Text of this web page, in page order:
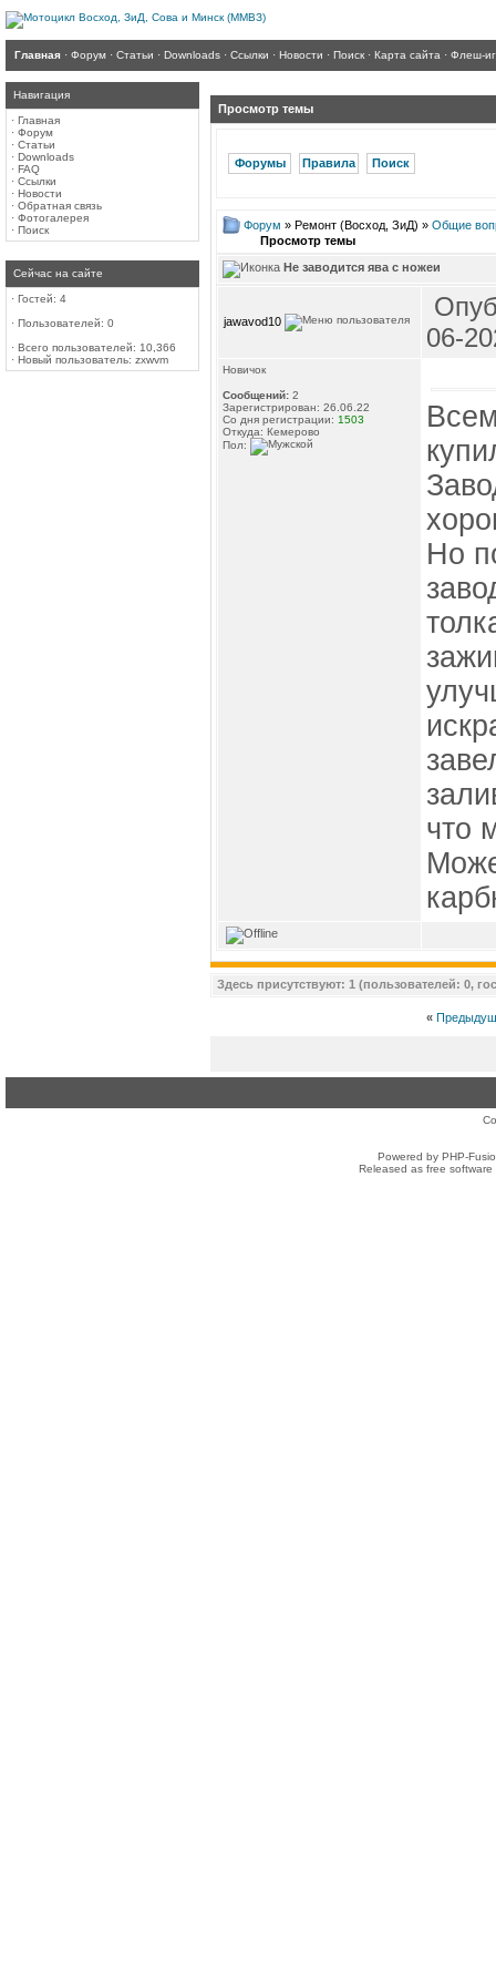
Главная · Форум · Статьи · Downloads · Ссылки · Новости · Поиск · Карта сайта · Флеш-
Навигация
· Главная
· Форум
· Статьи
· Downloads
· FAQ
· Ссылки
· Новости
· Обратная связь
· Фотогалерея
· Поиск
Сейчас на сайте
· Гостей: 4
· Пользователей: 0
· Всего пользователей: 10,366
· Новый пользователь: zxwvm
Просмотр темы
Форумы Правила Поиск
Форум » Ремонт (Восход, ЗиД) » Общие
Просмотр темы
Не заводится ява с ножеи
jawavod10
06-
Новичок
Сообщений: 2
Зарегистрирован: 26.06.22
Со дня регистрации: 1503
Откуда: Кемерово
Пол:
Но
что
Здесь присутствуют: 1 (пользователей: 0,
«
Powered by PHP-
Released as free